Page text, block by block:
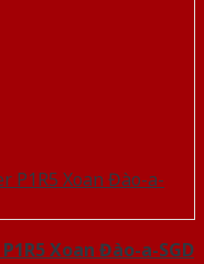
Xoan Đào-a-SGD